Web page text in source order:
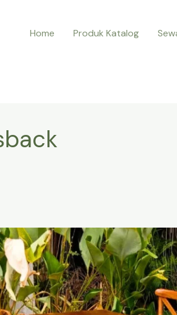
Home Produk Katalog